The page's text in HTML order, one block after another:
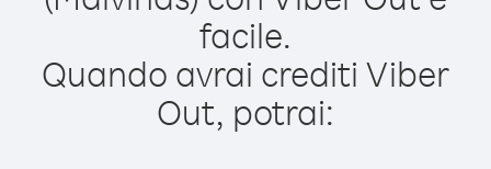
facile.
Quando avrai crediti Viber
Out, potrai: